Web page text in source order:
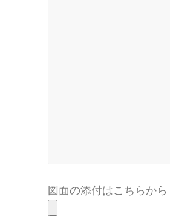
図面の添付はこちらから